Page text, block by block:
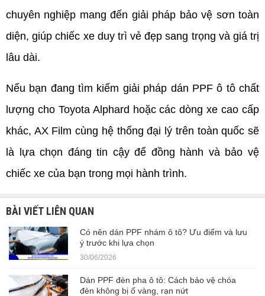
chuyên nghiệp mang đến giải pháp bảo vệ sơn toàn
diện, giúp chiếc xe duy trì vẻ đẹp sang trọng và giá trị
lâu dài.
Nếu bạn đang tìm kiếm giải pháp dán PPF ô tô chất
lượng cho Toyota Alphard hoặc các dòng xe cao cấp
khác, AX Film cùng hệ thống đại lý trên toàn quốc sẽ
là lựa chọn đáng tin cậy để đồng hành và bảo vệ
chiếc xe của bạn trong mọi hành trình.
BÀI VIẾT LIÊN QUAN
Có nên dán PPF nhám ô tô? Ưu điểm và lưu
ý trước khi lựa chọn
30/06/2026
Dán PPF đèn pha ô tô: Cách bảo vệ chóa
đèn không bị ố vàng, rạn nứt